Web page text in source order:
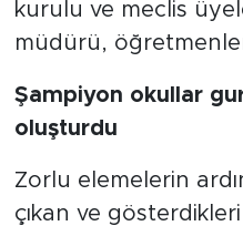
kurulu ve meclis
müdürü,
Şampiyon okullar
oluşturdu
Zorlu elemelerin
çıkan ve